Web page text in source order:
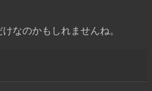
なのかもしれませんね。